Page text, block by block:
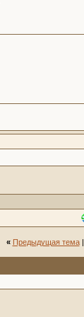
« Предыдущая тема|